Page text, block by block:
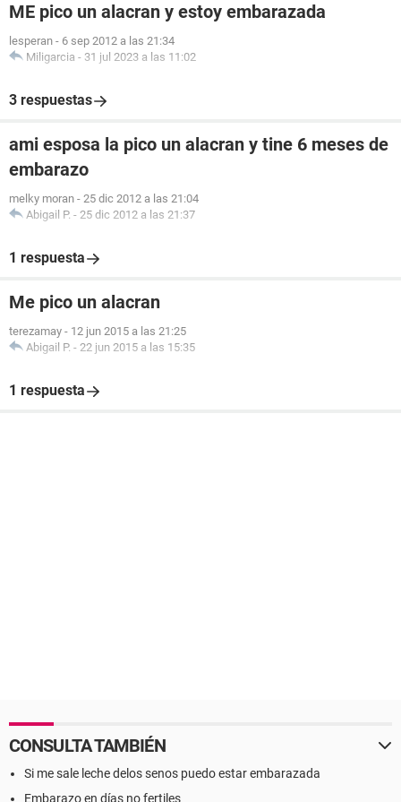
ME pico un alacran y estoy embarazada
lesperan - 6 sep 2012 a las 21:34
Miligarcia - 31 jul 2023 a las 11:02
3 respuestas
ami esposa la pico un alacran y tine 6 meses de
embarazo
melky moran - 25 dic 2012 a las 21:04
Abigail P. - 25 dic 2012 a las 21:37
1 respuesta
Me pico un alacran
terezamay - 12 jun 2015 a las 21:25
Abigail P. - 22 jun 2015 a las 15:35
1 respuesta
CONSULTA TAMBIÉN
Si me sale leche delos senos puedo estar embarazada
Embarazo en días no fertiles